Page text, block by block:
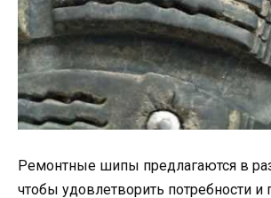
Ремонтные шипы предлагаются в
чтобы удовлетворить потребности и